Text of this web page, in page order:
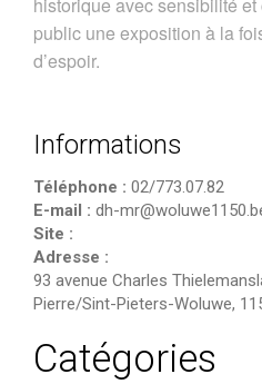
historique avec sensibilité
public une exposition à la
d’espoir.
Informations
Téléphone : 02/773.07.82
E-mail : dh-
Site :
Adresse :
93 avenue Charles
Pierre/Sint-Pieters-Woluwe,
Catégories